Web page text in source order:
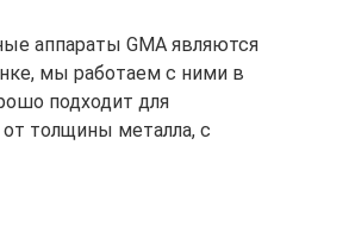
аппараты GMA являются
мы работаем с ними в
подходит для
толщины металла, с